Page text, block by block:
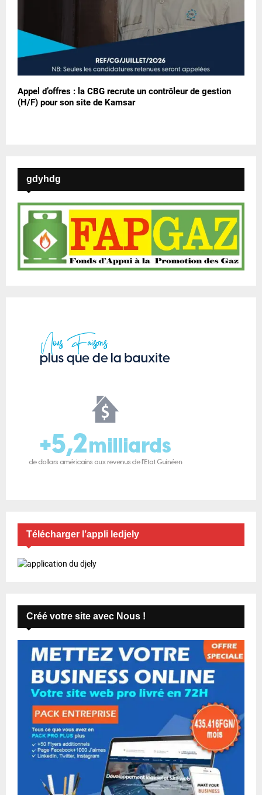
Appel d’offres : la CBG recrute un contrôleur de gestion
(H/F) pour son site de Kamsar
gdyhdg
Télécharger l’appli ledjely
Créé votre site avec Nous !